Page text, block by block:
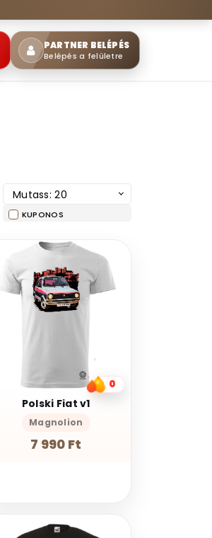
PARTNER BELÉPÉS
Belépés a felületre
Mutass: 20
KUPONOS
0
Polski Fiat v1
Magnolion
7 990 Ft